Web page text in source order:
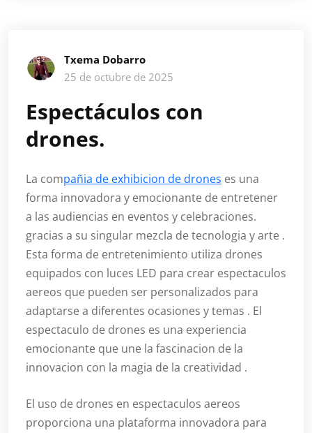
Txema Dobarro
25 de octubre de 2025
Espectáculos con
drones.
La compañia de exhibicion de drones es una
forma innovadora y emocionante de entretener
a las audiencias en eventos y celebraciones.
gracias a su singular mezcla de tecnologia y arte .
Esta forma de entretenimiento utiliza drones
equipados con luces LED para crear espectaculos
aereos que pueden ser personalizados para
adaptarse a diferentes ocasiones y temas . El
espectaculo de drones es una experiencia
emocionante que une la fascinacion de la
innovacion con la magia de la creatividad .
El uso de drones en espectaculos aereos
proporciona una plataforma innovadora para